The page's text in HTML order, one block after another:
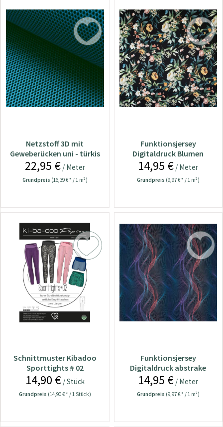
Netzstoff 3D mit
Geweberücken uni - türkis
22,95 €/ Meter
Grundpreis (16,39 € * / 1 m²)
Funktionsjersey
Digitaldruck Blumen
schwarz
14,95 € / Meter
Grundpreis (9,97 € * / 1 m²)
Schnittmuster Kibadoo
Sporttights # 02
14,90 €/ Stück
Grundpreis (14,90 € * / 1 Stück)
Funktionsjersey
Digitaldruck abstrake
Wellen marine
14,95 € / Meter
Grundpreis (9,97 € * / 1 m²)